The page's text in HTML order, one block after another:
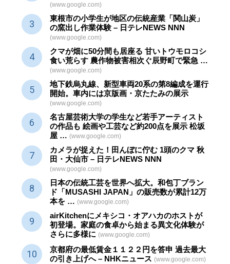
(www.google.com)
東根市の小学生が地区の伝統産業 「関山炭」
の窯出し作業体験 – 日テレNEWS NNN
(www.google.com)
クマが畑に50分間も居座る 甘いトウモロコシ
食い荒らす 農作物被害相次ぐ辰野町で緊急 …
(www.google.com)
地下鉄烏丸線、新型車両20系の第8編成を運行
開始。車内には京版画・京たたみの展示
(www.google.com)
名古屋芸術大学の学生など若手アーティスト
の作品も 絵画や工芸など約200点を展示 松坂
屋 … (www.google.com)
カメラが捉えた！田んぼに佇む 1頭のクマ 秋
田・大仙市 – 日テレNEWS NNN
(www.google.com)
日本の伝統工芸を世界へ拡大。和包丁ブラン
ド「MUSASHI JAPAN」の販売数が累計12万
本を … (www.google.com)
airKitchenにメキシコ・オアハカのホストが
初登場。家庭の食卓から始まる異文化体験が
さらに多様に (www.google.com)
京都府の最低賃金１１２２円を答申 過去最大
の引き上げへ – NHKニュース (www.google.com)